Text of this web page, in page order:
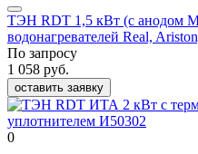
ТЭН RDT 1,5 кВт (с анодом
водонагревателей Real,
По запросу
1 058 руб.
оставить заявку
0